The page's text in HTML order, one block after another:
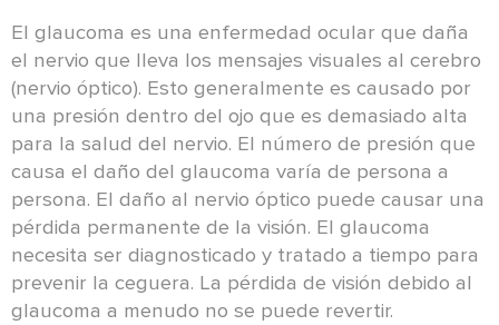
El glaucoma es una enfermedad ocular que daña
el nervio que lleva los mensajes visuales al cerebro
(nervio óptico). Esto generalmente es causado por
una presión dentro del ojo que es demasiado alta
para la salud del nervio. El número de presión que
causa el daño del glaucoma varía de persona a
persona. El daño al nervio óptico puede causar una
pérdida permanente de la visión. El glaucoma
necesita ser diagnosticado y tratado a tiempo para
prevenir la ceguera. La pérdida de visión debido al
glaucoma a menudo no se puede revertir.